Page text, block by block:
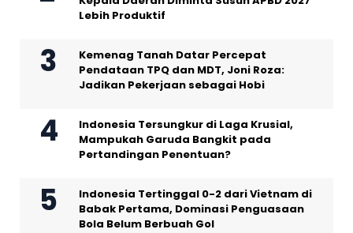
Lebih Produktif
Kemenag Tanah Datar Percepat
Pendataan TPQ dan MDT, Joni Roza:
Jadikan Pekerjaan sebagai Hobi
Indonesia Tersungkur di Laga Krusial,
Mampukah Garuda Bangkit pada
Pertandingan Penentuan?
Indonesia Tertinggal 0-2 dari Vietnam di
Babak Pertama, Dominasi Penguasaan
Bola Belum Berbuah Gol